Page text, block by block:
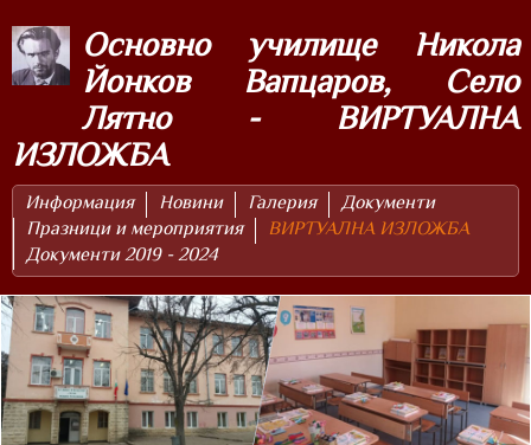
Основно училище Никола
Йонков Вапцаров, Село
Лятно - ВИРТУАЛНА
ИЗЛОЖБА
Информация Новини Галерия
Документи
Празници и мероприятия
ВИРТУАЛНА ИЗЛОЖБА
Документи 2019 - 2024